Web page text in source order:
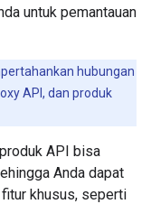
untuk pemantauan
hubungan
API, dan produk
API bisa
Anda dapat
khusus, seperti